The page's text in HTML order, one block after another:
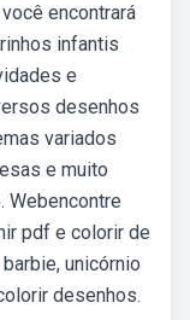
encontrará
infantis
e
desenhos
variados
e muito
Webencontre
pdf e colorir de
unicórnio
desenhos.